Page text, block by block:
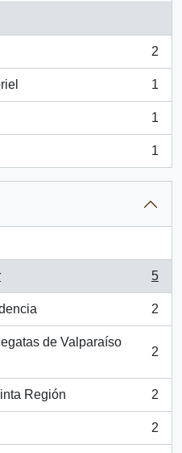
2
1
1
1
5
2
de Valparaíso
2
Región 2
2